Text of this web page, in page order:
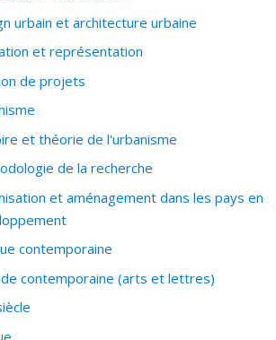
urbain et architecture urbaine
et représentation
de projets
et théorie de l'urbanisme
de la recherche
et aménagement dans les pays en
contemporaine
contemporaine (arts et lettres)